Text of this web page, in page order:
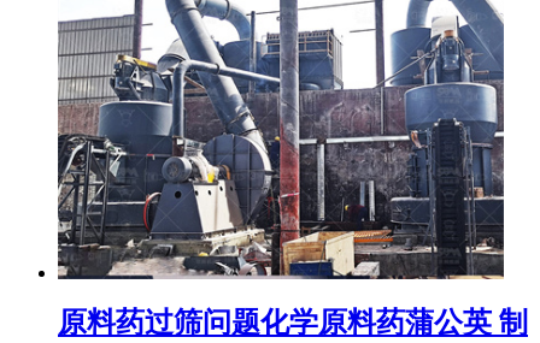
原料药过筛问题化学原料药蒲公英 制